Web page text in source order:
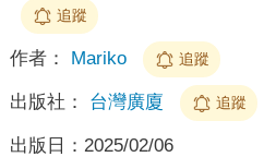
追蹤
作者： Mariko 追蹤
出版社： 台灣廣廈 追蹤
出版日： 2025/02/06